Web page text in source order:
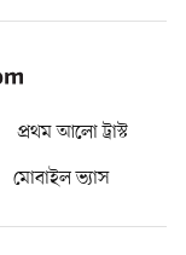
প্রথম আলো ট্রাস্ট
মোবাইল ভ্যাস